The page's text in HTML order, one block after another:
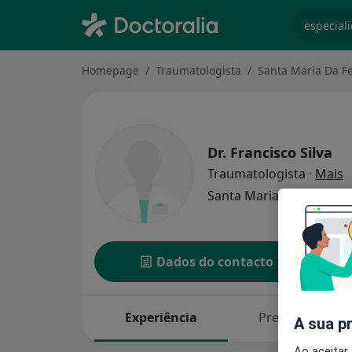
Homepage Traumatologista Santa Maria Da
Dr. Francisco Silva
Traumatologista · Mais
Santa Maria da Feira
Dados do contacto
Experiência PreçosA sua